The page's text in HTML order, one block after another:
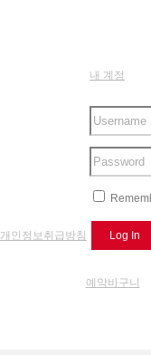
개인정보취급방침
내 계정
예약바구니